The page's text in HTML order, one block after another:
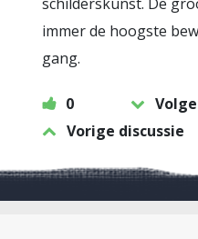
immer de hoogste
gang.
0
Vorige discussie